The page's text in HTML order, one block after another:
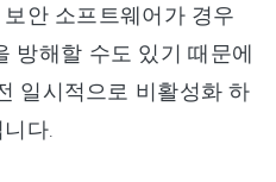
안 소프트웨어가 경우
방해할 수도 있기 때문에
일시적으로 비활성화 하
다.